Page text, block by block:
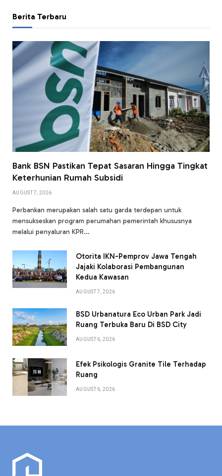
Berita Terbaru
Bank BSN Pastikan Tepat Sasaran Hingga Tingkat
Keterhunian Rumah Subsidi
AUGUST 7, 2026
Perbankan merupakan salah satu garda terdepan untuk
mensukseskan program perumahan pemerintah khususnya
melalui penyaluran KPR…
Otorita IKN-Pemprov Jawa Tengah
Jajaki Kolaborasi Pembangunan
Kedua Kawasan
AUGUST 7, 2026
BSD Urbanatura Eco Urban Park Jadi
Ruang Terbuka Baru Di BSD City
AUGUST 6, 2026
Efek Psikologis Granite Tile Terhadap
Ruang
AUGUST 6, 2026